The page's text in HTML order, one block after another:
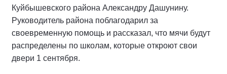
Куйбышевского района Александру Дашунину.
Руководитель района поблагодарил за
своевременную помощь и рассказал, что мячи будут
распределены по школам, которые откроют свои
двери 1 сентября.